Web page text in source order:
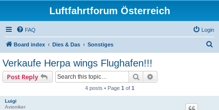
Luftfahrtforum Österreich
FAQ Login
Board index Dies & Das Sonstiges
Verkaufe Herpa wings Flughafen!!!
Post Reply Search
4 posts • Page 1 of 1
Luigi
Avioniker